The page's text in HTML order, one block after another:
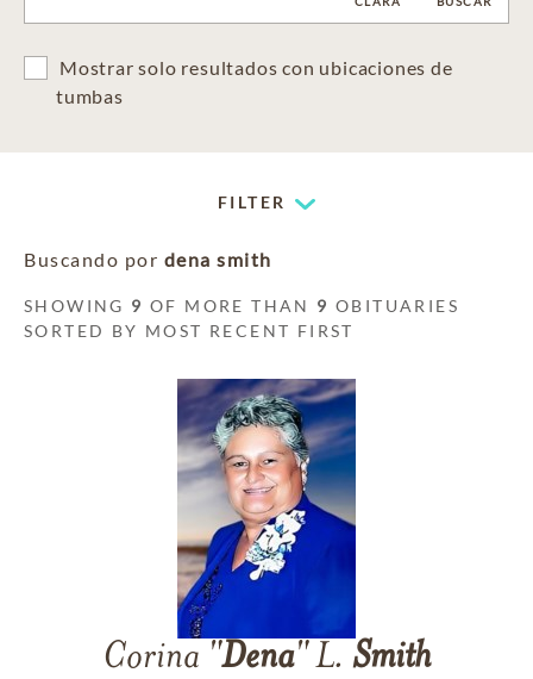
Mostrar solo resultados con ubicaciones de
tumbas
FILTER
Buscando por dena smith
SHOWING 9 OF MORE THAN 9 OBITUARIES
SORTED BY MOST RECENT FIRST
Corina "Dena" L. Smith